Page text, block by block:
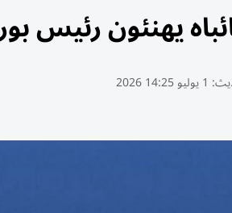
يهنئون رئيس
1 يوليو 14:25 2026